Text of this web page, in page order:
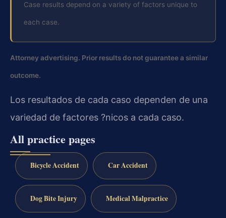
Case results depend on a variety of factors unique to
each case.
Attorney advertising. Prior results do not guarantee a similar
outcome.
Los resultados de cada caso dependen de una
variedad de factores ?nicos a cada caso.
All practice pages
Bicycle Accident Car Accident
Dog Bite Injury Medical Malpractice